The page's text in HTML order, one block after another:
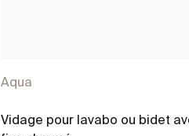
Aqua
Vidage pour lavabo ou bidet